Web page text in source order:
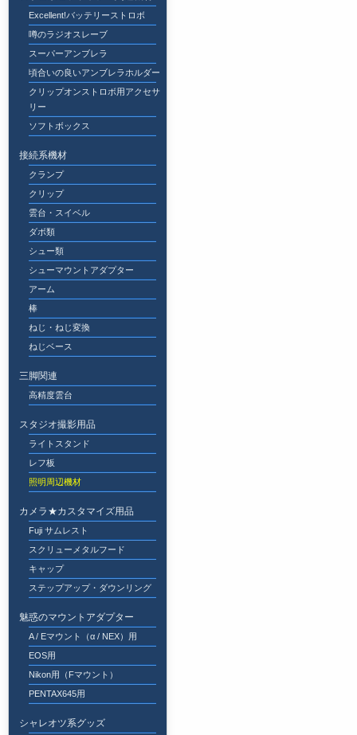
Excellent!バッテリーストロボ
噂のラジオスレーブ
スーパーアンブレラ
頃合いの良いアンブレラホルダー
クリップオンストロボ用アクセサ
リー
ソフトボックス
接続系機材
クランプ
クリップ
雲台・スイベル
ダボ類
シュー類
シューマウントアダプター
アーム
棒
ねじ・ねじ変換
ねじベース
三脚関連
高精度雲台
スタジオ撮影用品
ライトスタンド
レフ板
照明周辺機材
カメラ★カスタマイズ用品
Fuji サムレスト
スクリューメタルフード
キャップ
ステップアップ・ダウンリング
魅惑のマウントアダプター
A / Eマウント（α / NEX）用
EOS用
Nikon用（Fマウント）
PENTAX645用
シャレオツ系グッズ